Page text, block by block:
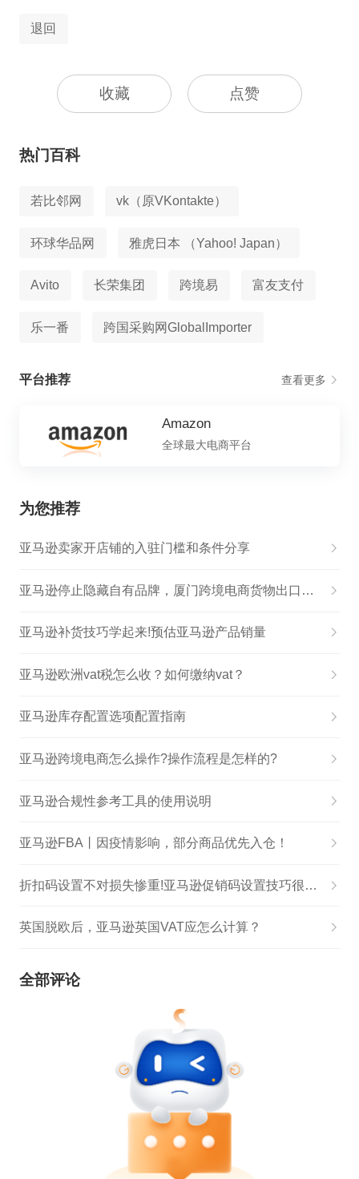
退回
收藏 点赞
热门百科
若比邻网 vk（原VKontakte）
环球华品网 雅虎日本 （Yahoo! Japan）
Avito 长荣集团 跨境易 富友支付
乐一番 跨国采购网GlobalImporter
平台推荐 查看更多
Amazon
全球最大电商平台
为您推荐
亚马逊卖家开店铺的入驻门槛和条件分享
亚马逊停止隐藏自有品牌，厦门跨境电商货物出口迎来黄金通道
亚马逊补货技巧学起来!预估亚马逊产品销量
亚马逊欧洲vat税怎么收？如何缴纳vat？
亚马逊库存配置选项配置指南
亚马逊跨境电商怎么操作?操作流程是怎样的?
亚马逊合规性参考工具的使用说明
亚马逊FBA丨因疫情影响，部分商品优先入仓！
折扣码设置不对损失惨重!亚马逊促销码设置技巧很关键
英国脱欧后，亚马逊英国VAT应怎么计算？
全部评论